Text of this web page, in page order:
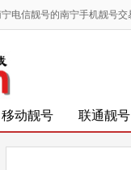
电信靓号的南宁手机靓号
移动靓号 联通靓号